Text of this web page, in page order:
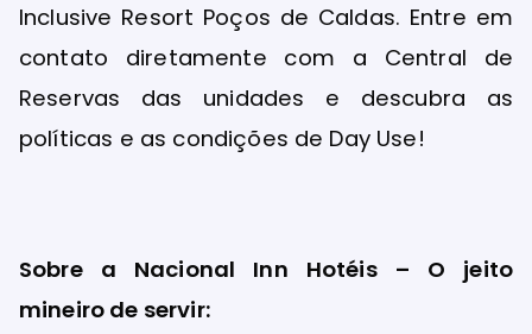
Inclusive Resort Poços de Caldas. Entre em
contato diretamente com a Central de
Reservas das unidades e descubra as
políticas e as condições de Day Use!
Sobre a Nacional Inn Hotéis – O jeito
mineiro de servir: